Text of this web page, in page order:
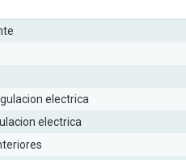
electrica
electrica